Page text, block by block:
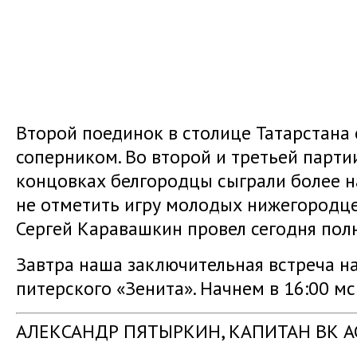
Второй поединок в столице
соперником. Во второй и третьей
концовках белгородцы сыграли
не отметить игру молодых
Сергей Каравашкин провел сегодня
Завтра наша заключительная встреча
питерского «Зенита». Начнем в 16:00
АЛЕКСАНДР ПЯТЫРКИН, КАПИТАН ВК